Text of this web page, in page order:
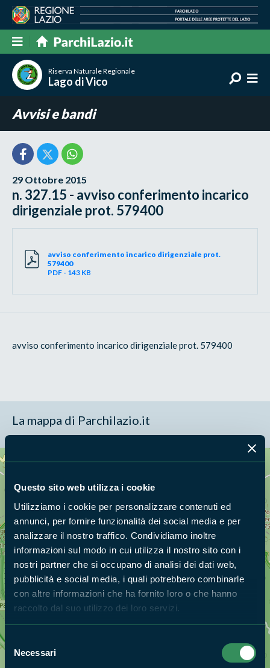
Questo sito web utilizza i cookie
Utilizziamo i cookie per personalizzare contenuti ed
annunci, per fornire funzionalità dei social media e per
analizzare il nostro traffico. Condividiamo inoltre
informazioni sul modo in cui utilizza il nostro sito con i
nostri partner che si occupano di analisi dei dati web,
pubblicità e social media, i quali potrebbero combinarle
con altre informazioni che ha fornito loro o che hanno
raccolto dal suo utilizzo dei loro servizi.
Selezione
delNecessari
Riserva Naturale Regionale
Lago di Vico
Avvisi e bandi
29 Ottobre 2015
n. 327.15 - avviso conferimento incarico
dirigenziale prot. 579400
avviso conferimento incarico dirigenziale prot.
579400
PDF - 143 KB
avviso conferimento incarico dirigenziale prot. 579400
La mappa di Parchilazio.it